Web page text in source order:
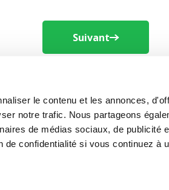
le contenu et les annonces,
notre trafic. Nous partageons
de médias sociaux, de publicité
confidentialité si vous continuez à
Suivant